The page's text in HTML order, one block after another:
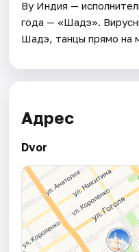
By Индия —
года — «Шадэ».
Шадэ, танцы прямо на
Адрес
Dvor